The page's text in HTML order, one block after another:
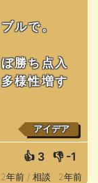
ルで。
勝ち点入
様性増す
アイデア
👍 3 👎 -1
年前 / 相談 : 2年前